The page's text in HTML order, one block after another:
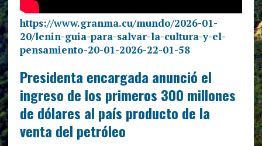
https://www.granma.cu/mundo/2026-01-
20/lenin-guia-para-salvar-la-cultura-y-el-
pensamiento-20-01-2026-22-01-58
Presidenta encargada anunció el
ingreso de los primeros 300 millones
de dólares al país producto de la
venta del petróleo